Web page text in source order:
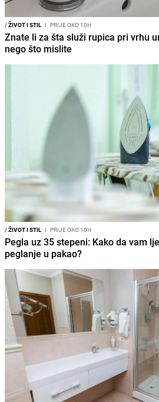
/ŽIVOT I STIL I PRIJE OKO 10H
Znate li za šta služi rupica pri vrhu
nego što mislite
/ŽIVOT I STIL I PRIJE OKO 10H
Pegla uz 35 stepeni: Kako da vam
peglanje u pakao?